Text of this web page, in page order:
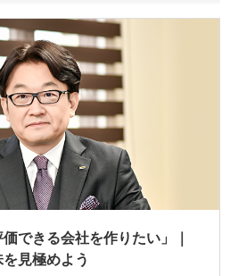
できる会社を作りたい」｜
見極めよう